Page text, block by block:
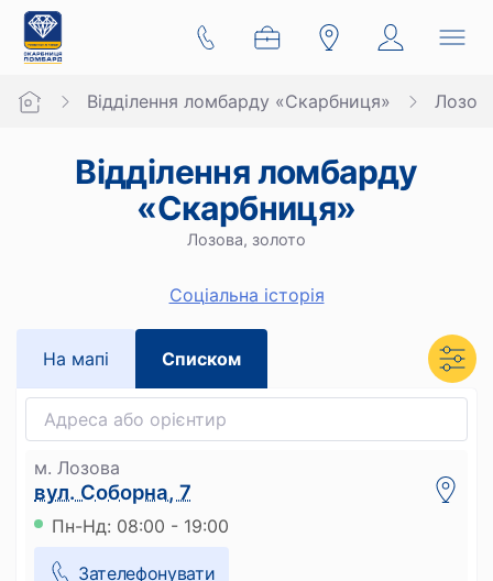
Відділення ломбарду «Скарбниця»
Відділення ломбарду
«Скарбниця»
Лозова, золото
Cоціальна історія
На мапi Списком
м. Лозова
вул. Соборна, 7
Пн-Нд: 08:00 - 19:00
Зателефонувати